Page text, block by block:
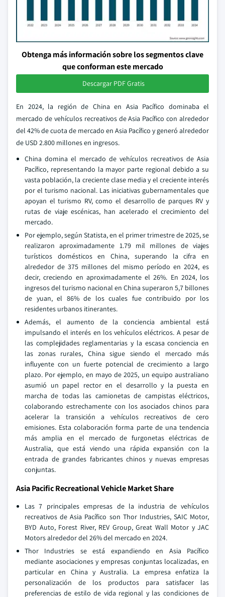
Obtenga más información sobre los segmentos clave
que conforman este mercado
Descargar PDF Gratis
En 2024, la región de China en Asia Pacífico dominaba el
mercado de vehículos recreativos de Asia Pacífico con alrededor
del 42% de cuota de mercado en Asia Pacífico y generó alrededor
de USD 2.800 millones en ingresos.
China domina el mercado de vehículos recreativos de Asia
Pacífico, representando la mayor parte regional debido a su
vasta población, la creciente clase media y el creciente interés
por el turismo nacional. Las iniciativas gubernamentales que
apoyan el turismo RV, como el desarrollo de parques RV y
rutas de viaje escénicas, han acelerado el crecimiento del
mercado.
Por ejemplo, según Statista, en el primer trimestre de 2025, se
realizaron aproximadamente 1.79 mil millones de viajes
turísticos domésticos en China, superando la cifra en
alrededor de 375 millones del mismo período en 2024, es
decir, creciendo en aproximadamente el 26%. En 2024, los
ingresos del turismo nacional en China superaron 5,7 billones
de yuan, el 86% de los cuales fue contribuido por los
residentes urbanos itinerantes.
Además, el aumento de la conciencia ambiental está
impulsando el interés en los vehículos eléctricos. A pesar de
las complejidades reglamentarias y la escasa conciencia en
las zonas rurales, China sigue siendo el mercado más
influyente con un fuerte potencial de crecimiento a largo
plazo. Por ejemplo, en mayo de 2025, un equipo australiano
asumió un papel rector en el desarrollo y la puesta en
marcha de todas las camionetas de campistas eléctricos,
colaborando estrechamente con los asociados chinos para
acelerar la transición a vehículos recreativos de cero
emisiones. Esta colaboración forma parte de una tendencia
más amplia en el mercado de furgonetas eléctricas de
Australia, que está viendo una rápida expansión con la
entrada de grandes fabricantes chinos y nuevas empresas
conjuntas.
Asia Pacific Recreational Vehicle Market Share
Las 7 principales empresas de la industria de vehículos
recreativos de Asia Pacífico son Thor Industries, SAIC Motor,
BYD Auto, Forest River, REV Group, Great Wall Motor y JAC
Motors alrededor del 26% del mercado en 2024.
Thor Industries se está expandiendo en Asia Pacífico
mediante asociaciones y empresas conjuntas localizadas, en
particular en China y Australia. La empresa enfatiza la
personalización de los productos para satisfacer las
preferencias de estilo de vida regional y las condiciones de